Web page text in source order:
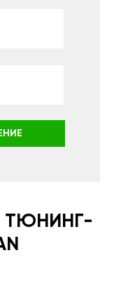
ТЮНИНГ-